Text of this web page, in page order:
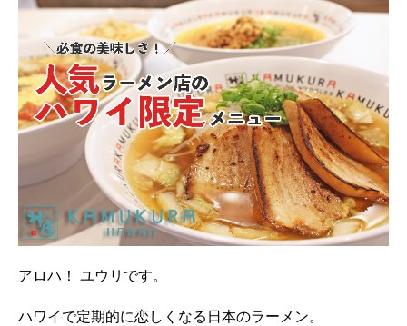
アロハ！ ユウリです。
ハワイで定期的に恋しくなる日本のラーメン。